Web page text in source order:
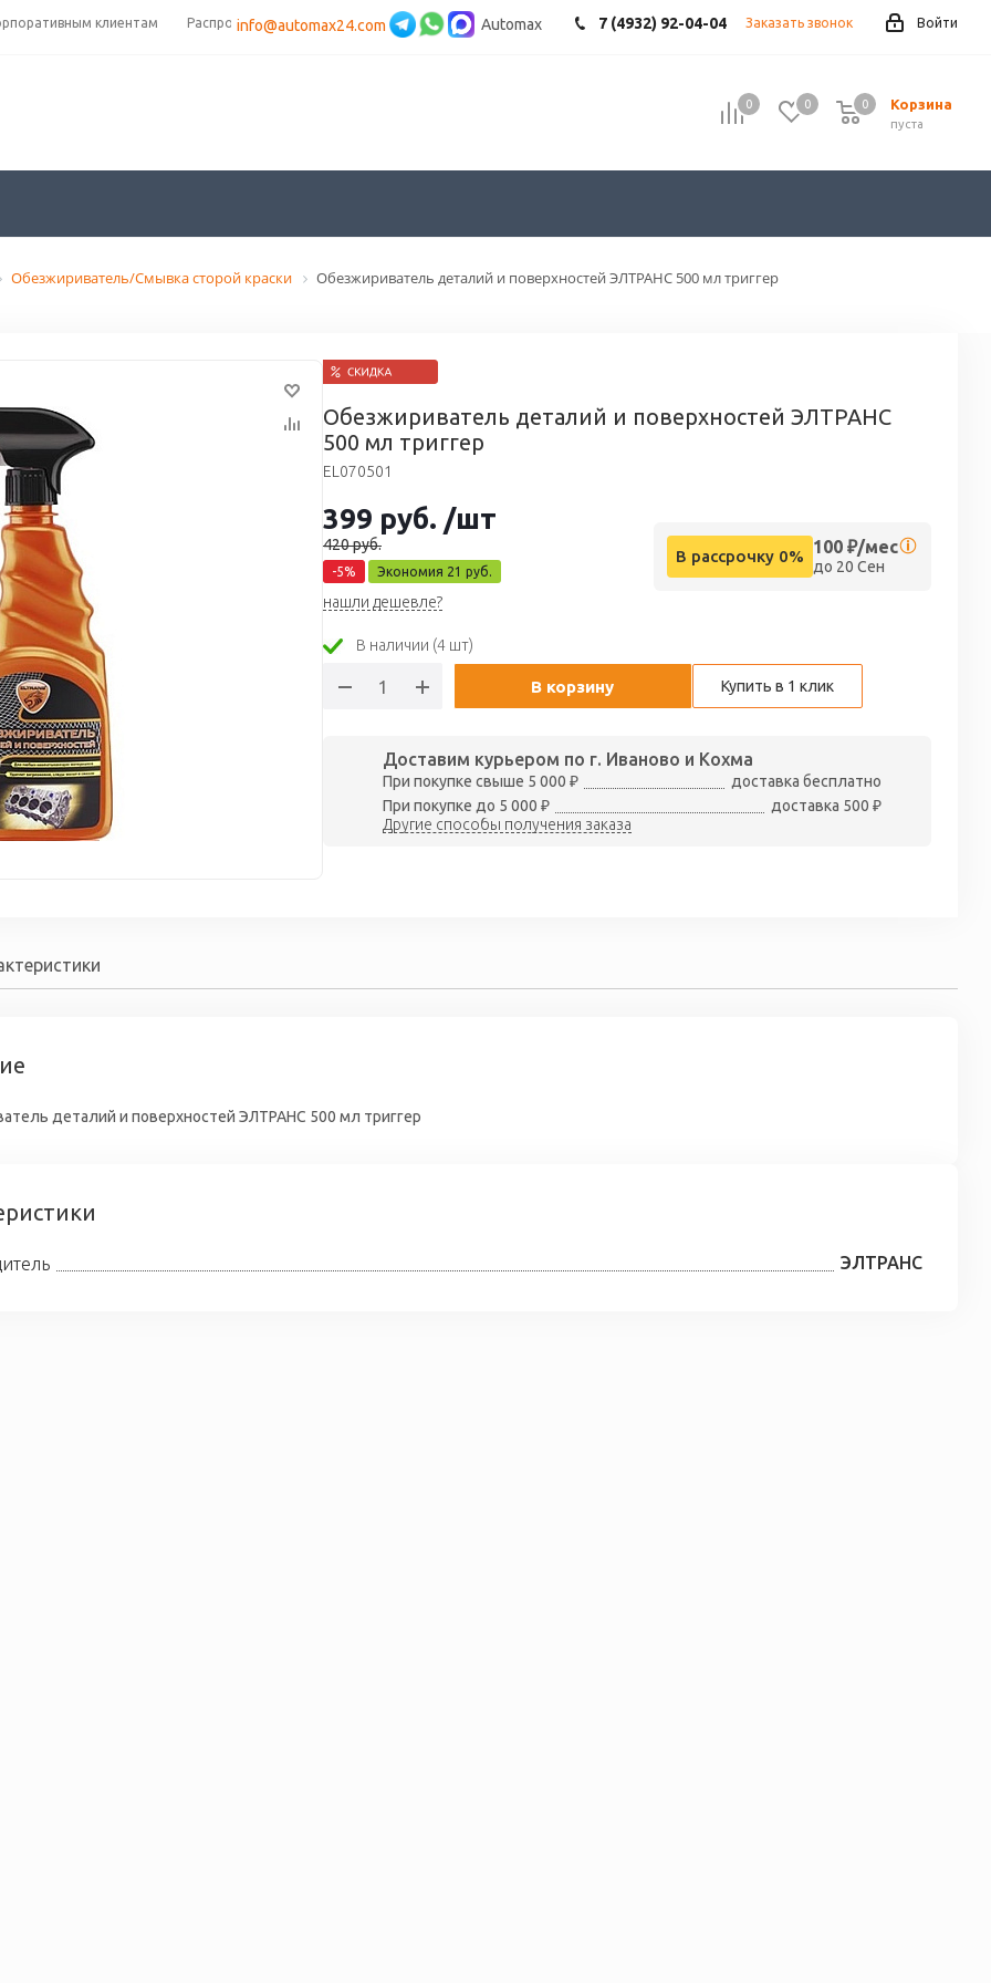
клиентам Распродажа Войти
7 (4932) 92-04-04 Заказать звонок
info@automax24.com Automax
0 0 Корзина
пуста
0
Обезжириватель/Смывка сторой краски Обезжириватель деталий и поверхностей ЭЛТРАНС 500 мл триггер
Обезжириватель деталий и поверхностей ЭЛТРАНС
500 мл триггер
EL070501
399 руб. /шт
420руб.
-5% Экономия 21 руб.
нашли дешевле?
В рассрочку 0% 100 ₽/мес
до 20 Сен
В наличии (4 шт)
В корзину Купить в 1 клик
Доставим курьером по г. Иваново и Кохма
При покупке свыше 5 000 ₽
доставка бесплатно
При покупке до 5 000 ₽
доставка 500 ₽
Другие способы получения заказа
деталий и поверхностей ЭЛТРАНС 500 мл триггер
ЭЛТРАНС